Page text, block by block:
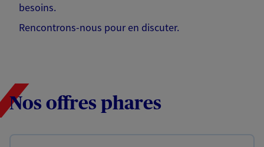
besoins.
Rencontrons-nous pour en discuter.
Nos offres phares